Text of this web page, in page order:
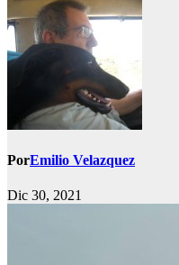
PorEmilio Velazquez
Dic 30, 2021